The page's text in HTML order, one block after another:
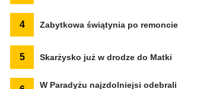
4 Zabytkowa świątynia po remoncie
5 Skarżysko już w drodze do Matki
W Paradyżu najzdolniejsi odebrali